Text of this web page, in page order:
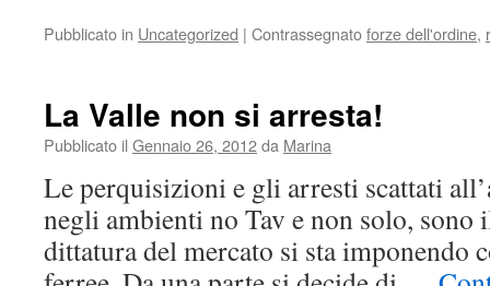
Pubblicato in Uncategorized | Contrassegnatoforze dell'ordine,
La Valle non si arresta!
Pubblicato il Gennaio 26, 2012da Marina
Le perquisizioni e gli arresti scattati
negli ambienti no Tav e non solo, sono
dittatura del mercato si sta imponendo